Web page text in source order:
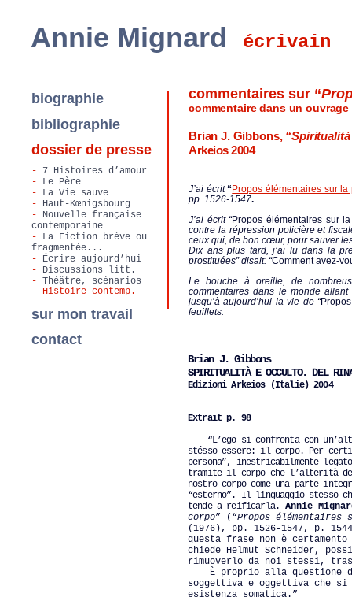
Annie Mignard écrivain
biographie
bibliographie
dossier de presse
- 7 Histoires d’amour
-
Le Père
-
La Vie sauve
- Haut-Kœnigsbourg
- Nouvelle française
contemporaine
-
La Fiction brève ou
fragmentée...
- Écrire aujourd’hui
-
Discussions litt.
- Théâtre, scénarios
-
Histoire contemp.
sur mon travail
contact
commentaires sur “
commentaire dans un ouvrage
Brian J. Gibbons, “Spiritualità
Arkeios 2004
J’ai écrit“Propos élémentaires sur la
pp. 1526-1547.
J’ai écrit “Propos élémentaires sur
contre la répression policière et
ceux qui, de bon cœur, pour sauver
Dix ans plus tard, j’ai lu dans la
prostituées” disait: “Comment avez-
Le bouche à oreille, de
commentaires dans le monde
jusqu’à aujourd’hui la vie de “
feuillets.
Brian J. Gibbons
SPIRITUALITÀ E OCCULTO. DEL
Edizioni Arkeios (Italie) 2004
Extrait p. 98
“L’ego si confronta con
stésso essere: il corpo. Per
persona”, inestricabilmente
tramite il corpo che l’alterità
nostro corpo come una parte
“esterno”. Il linguaggio stesso
tende a reificarla. Annie
corpo” (“Propos
(1976), pp. 1526-1547, p.
questa frase non è
chiede Helmut Schneider,
rimuoverlo da noi stessi,
È proprio alla questione
soggettiva e oggettiva che
esistenza somatica.”